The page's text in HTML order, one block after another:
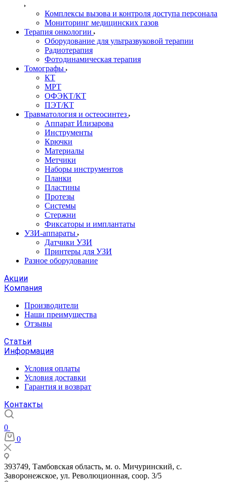
Комплексы вызова и контроля доступа персонала
Мониторинг медицинских газов
Терапия онкологии
Оборудование для ультразвуковой терапии
Радиотерапия
Фотодинамическая терапия
Томографы
КТ
МРТ
ОФЭКТ/КТ
ПЭТ/КТ
Травматология и остеосинтез
Аппарат Илизарова
Инструменты
Крючки
Материалы
Метчики
Наборы инструментов
Планки
Пластины
Протезы
Системы
Стержни
Фиксаторы и имплантаты
УЗИ-аппараты
Датчики УЗИ
Принтеры для УЗИ
Разное оборудование
Акции
Компания
Производители
Наши преимущества
Отзывы
Статьи
Информация
Условия оплаты
Условия доставки
Гарантия и возврат
Контакты
0
0
393749, Тамбовская область, м. о. Мичуринский, с.
Заворонежское, ул. Революционная, соор. 3/5